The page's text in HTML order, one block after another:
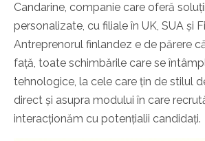
Candarine, companie care oferă
personalizate, cu filiale în UK, SUA și
Antreprenorul finlandez e de părere
față, toate schimbările care se
tehnologice, la cele care țin de stilul
direct și asupra modului în care
interacționăm cu potențialii candidați.